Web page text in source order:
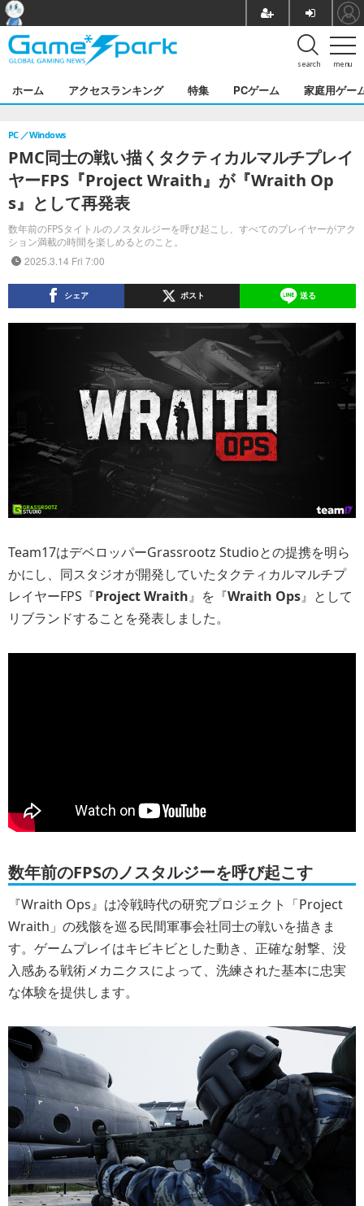
menu
search
ホーム アクセスランキング 特集 PCゲーム 家庭用ゲー
PMC同士の戦い描くタクティカルマルチプレイ
ヤーFPS『Project Wraith』が『Wraith Op
s』として再発表
数年前のFPSタイトルのノスタルジーを呼び起こし、すべてのプレイヤーがアク
ション満載の時間を楽しめるとのこと。
PC Windows
2025.3.14 Fri 7:00
シェア ポスト 送る
Team17はデベロッパーGrassrootz Studioとの提携を明ら
かにし、同スタジオが開発していたタクティカルマルチプ
レイヤーFPS『Project Wraith』を『Wraith Ops』として
リブランドすることを発表しました。
数年前のFPSのノスタルジーを呼び起こす
『Wraith Ops』は冷戦時代の研究プロジェクト「Project
Wraith」の残骸を巡る民間軍事会社同士の戦いを描きま
す。ゲームプレイはキビキビとした動き、正確な射撃、没
入感ある戦術メカニクスによって、洗練された基本に忠実
な体験を提供します。